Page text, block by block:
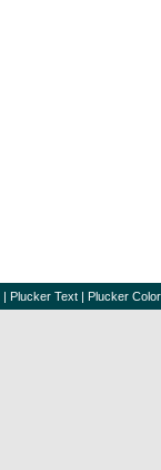
| Plucker Text | Plucker Color